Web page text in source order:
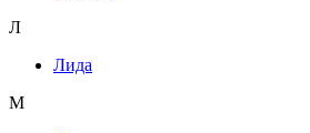
Л
Лида
М